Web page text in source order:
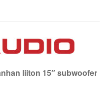
liiton 15″ subwoofer